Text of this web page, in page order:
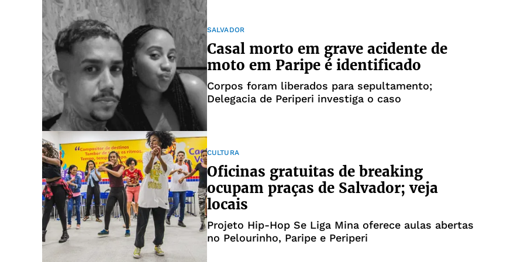
SALVADOR
Casal morto em grave acidente de
moto em Paripe é identificado
Corpos foram liberados para sepultamento;
Delegacia de Periperi investiga o caso
CULTURA
Oficinas gratuitas de breaking
ocupam praças de Salvador; veja
locais
Projeto Hip-Hop Se Liga Mina oferece aulas abertas
no Pelourinho, Paripe e Periperi